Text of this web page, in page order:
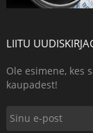
LIITU
Ole esimene, kes
kaupadest!